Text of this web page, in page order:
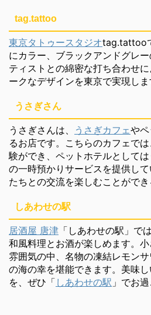
tag.tattoo
東京タトゥースタジオtag.tattoo
にカラー、ブラックアンドグレ
ティストとの綿密な打ち合わせ
ークなデザインを東京で実現しま
うさぎさん
うさぎさんは、 うさぎカフェや
るお店です。こちらのカフェで
験ができ、ペットホテルとして
の一時預かりサービスを提供し
たちとの交流を楽しむことができ
しあわせの駅
居酒屋 唐津 「しあわせの駅」で
和風料理とお酒が楽しめます。
雰囲気の中、名物の凍結レモン
の海の幸を堪能できます。美味
を、ぜひ「 しあわせの駅 」でお